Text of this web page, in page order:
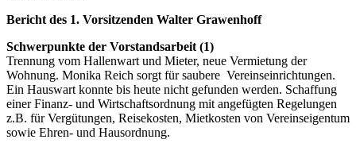
Bericht des 1. Vorsitzenden Walter Grawenhoff
Schwerpunkte der Vorstandsarbeit (1)
Trennung vom Hallenwart und Mieter, neue Vermietung der
Wohnung. Monika Reich sorgt für saubere Vereinseinrichtungen.
Ein Hauswart konnte bis heute nicht gefunden werden. Schaffung
einer Finanz- und Wirtschaftsordnung mit angefügten Regelungen
z.B. für Vergütungen, Reisekosten, Mietkosten von Vereinseigentum
sowie Ehren- und Hausordnung.